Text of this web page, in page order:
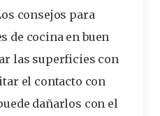
consejos para
de cocina en buen
las superficies con
el contacto con
dañarlos con el